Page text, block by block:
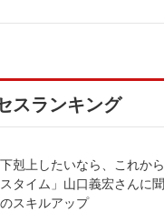
スランキング
下剋上したいなら、これか
タイム」山口義宏さんに
スキルアップ